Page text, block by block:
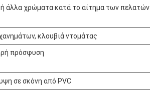
ή άλλα χρώματα κατά το αίτημα των πελατών
κλουβιά ντομάτας
πρόσφυση
σε σκόνη από PVC